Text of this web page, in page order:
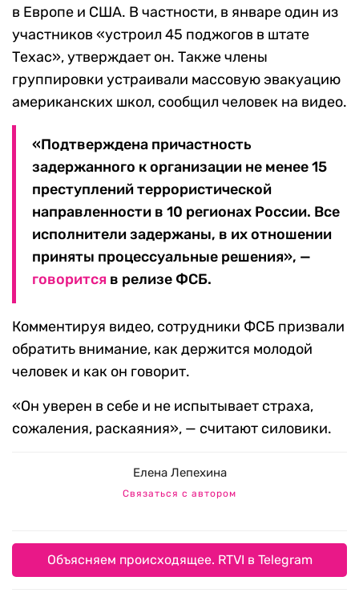
в Европе и США. В частности, в январе один из
участников «устроил 45 поджогов в штате
Техас», утверждает он. Также члены
группировки устраивали массовую эвакуацию
американских школ, сообщил человек на видео.
«Подтверждена причастность
задержанного к организации не менее 15
преступлений террористической
направленности в 10 регионах России. Все
исполнители задержаны, в их отношении
приняты процессуальные решения», —
говорится в релизе ФСБ.
Комментируя видео, сотрудники ФСБ призвали
обратить внимание, как держится молодой
человек и как он говорит.
«Он уверен в себе и не испытывает страха,
сожаления, раскаяния», — считают силовики.
Елена Лепехина
Связаться с автором
Объясняем происходящее. RTVI в Telegram